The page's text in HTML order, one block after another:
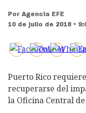
Por Agencia EFE
10 de julio de 2018 •
Puerto Rico
recuperarse del
la Oficina Central